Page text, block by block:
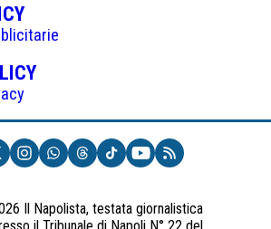
(APRE
IN
UNA
NUOVA
(APRE
UNA
NUOVA
SCHEDA)
Il Napolista, testata giornalistica